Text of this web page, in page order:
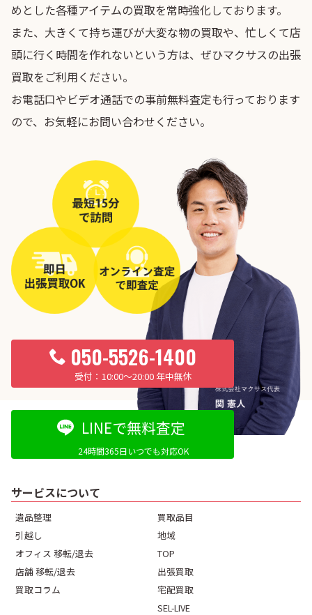
めとした各種アイテムの買取を常時強化しております。
また、大きくて持ち運びが大変な物の買取や、忙しくて店
頭に行く時間を作れないという方は、ぜひマクサスの出張
買取をご利用ください。
お電話口やビデオ通話での事前無料査定も行っております
ので、お気軽にお問い合わせください。
050-5526-1400
10:00〜20:00 年中無休
LINEで無料査定
24時間365日いつでも対応OK
サービスについて
遺品整理
引越し
オフィス 移転/退去
店舗 移転/退去
買取コラム
買取品目
地域
TOP
出張買取
宅配買取
SEL-LIVE